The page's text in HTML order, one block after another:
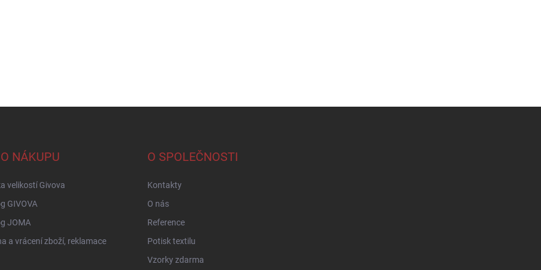
NÁKUPU
velikostí Givova
GIVOVA
JOMA
a vrácení zboží, reklamace
O SPOLEČNOSTI
Kontakty
O nás
Reference
Potisk textilu
Vzorky zdarma